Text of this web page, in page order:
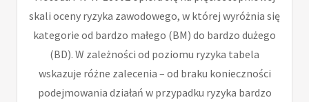
skali oceny ryzyka zawodowego, w której wyróżnia się
kategorie od bardzo małego (BM) do bardzo dużego
(BD). W zależności od poziomu ryzyka tabela
wskazuje różne zalecenia – od braku konieczności
podejmowania działań w przypadku ryzyka bardzo